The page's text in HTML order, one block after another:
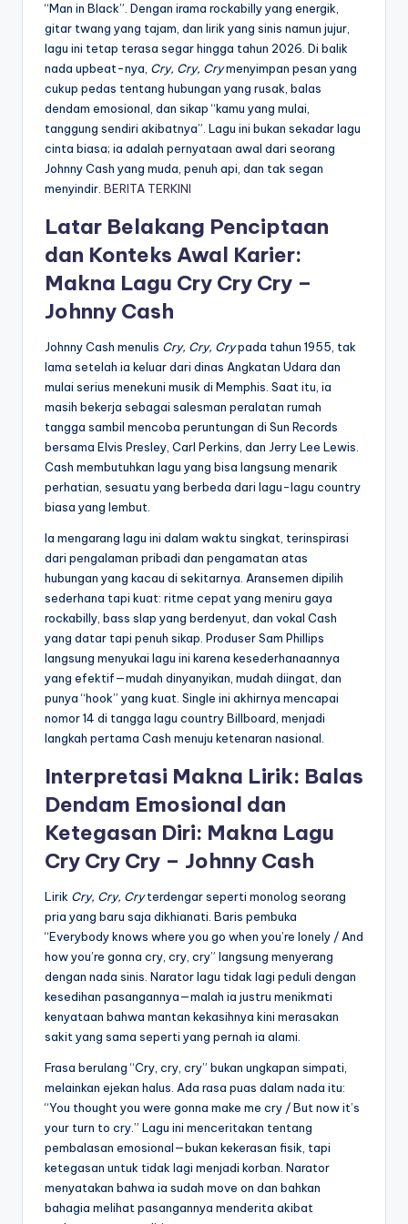
“Man in Black”. Dengan irama rockabilly yang energik,
gitar twang yang tajam, dan lirik yang sinis namun jujur,
lagu ini tetap terasa segar hingga tahun 2026. Di balik
nada upbeat-nya, Cry, Cry, Crymenyimpan pesan yang
cukup pedas tentang hubungan yang rusak, balas
dendam emosional, dan sikap “kamu yang mulai,
tanggung sendiri akibatnya”. Lagu ini bukan sekadar lagu
cinta biasa; ia adalah pernyataan awal dari seorang
Johnny Cash yang muda, penuh api, dan tak segan
menyindir. BERITA TERKINI
Latar Belakang Penciptaan
dan Konteks Awal Karier:
Makna Lagu Cry Cry Cry –
Johnny Cash
Johnny Cash menulis Cry, Cry, Crypada tahun 1955, tak
lama setelah ia keluar dari dinas Angkatan Udara dan
mulai serius menekuni musik di Memphis. Saat itu, ia
masih bekerja sebagai salesman peralatan rumah
tangga sambil mencoba peruntungan di Sun Records
bersama Elvis Presley, Carl Perkins, dan Jerry Lee Lewis.
Cash membutuhkan lagu yang bisa langsung menarik
perhatian, sesuatu yang berbeda dari lagu-lagu country
biasa yang lembut.
Ia mengarang lagu ini dalam waktu singkat, terinspirasi
dari pengalaman pribadi dan pengamatan atas
hubungan yang kacau di sekitarnya. Aransemen dipilih
sederhana tapi kuat: ritme cepat yang meniru gaya
rockabilly, bass slap yang berdenyut, dan vokal Cash
yang datar tapi penuh sikap. Produser Sam Phillips
langsung menyukai lagu ini karena kesederhanaannya
yang efektif—mudah dinyanyikan, mudah diingat, dan
punya “hook” yang kuat. Single ini akhirnya mencapai
nomor 14 di tangga lagu country Billboard, menjadi
langkah pertama Cash menuju ketenaran nasional.
Interpretasi Makna Lirik: Balas
Dendam Emosional dan
Ketegasan Diri: Makna Lagu
Cry Cry Cry – Johnny Cash
Lirik Cry, Cry, Cryterdengar seperti monolog seorang
pria yang baru saja dikhianati. Baris pembuka
“Everybody knows where you go when you’re lonely / And
how you’re gonna cry, cry, cry” langsung menyerang
dengan nada sinis. Narator lagu tidak lagi peduli dengan
kesedihan pasangannya—malah ia justru menikmati
kenyataan bahwa mantan kekasihnya kini merasakan
sakit yang sama seperti yang pernah ia alami.
Frasa berulang “Cry, cry, cry” bukan ungkapan simpati,
melainkan ejekan halus. Ada rasa puas dalam nada itu:
“You thought you were gonna make me cry / But now it’s
your turn to cry.” Lagu ini menceritakan tentang
pembalasan emosional—bukan kekerasan fisik, tapi
ketegasan untuk tidak lagi menjadi korban. Narator
menyatakan bahwa ia sudah move on dan bahkan
bahagia melihat pasangannya menderita akibat